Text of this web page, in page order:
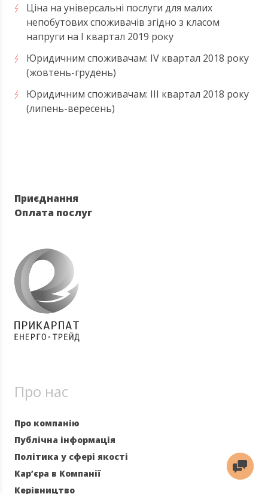
Ціна на універсальні послуги для малих
непобутових споживачів згідно з класом
напруги на І квартал 2019 року
Юридичним споживачам: ІV квартал 2018 року
(жовтень-грудень)
Юридичним споживачам: ІІІ квартал 2018 року
(липень-вересень)
Приєднання
Оплата послуг
Про нас
Про компанію
Публічна інформація
Політика у сфері якості
Кар’єра в Компанії
Керівництво